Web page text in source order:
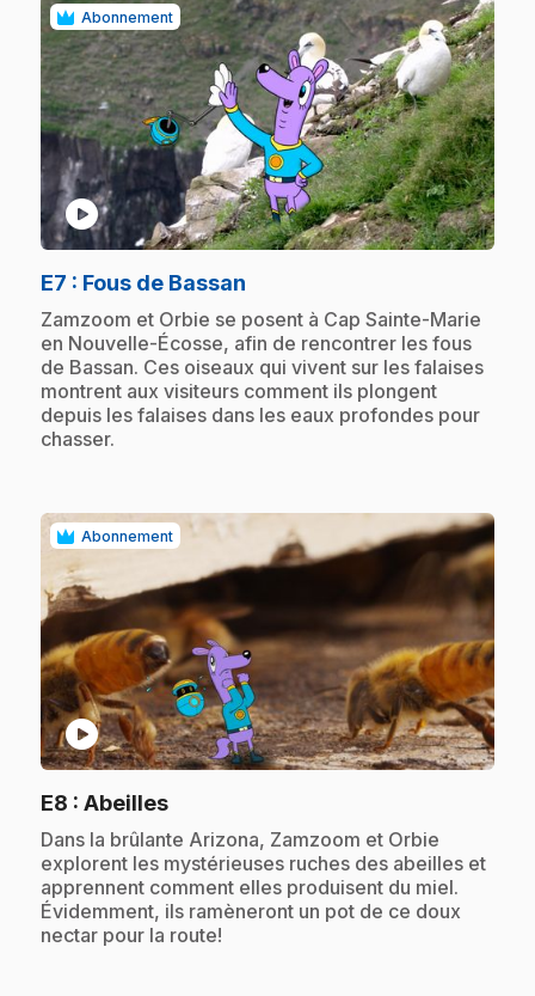
Abonnement
play_circle
E7 : Fous de Bassan
.Zamzoom et Orbie se posent à Cap Sainte-Marie
en Nouvelle-Écosse, afin de rencontrer les fous
de Bassan. Ces oiseaux qui vivent sur les falaises
montrent aux visiteurs comment ils plongent
depuis les falaises dans les eaux profondes pour
chasser.
Abonnement
play_circle
E8 : Abeilles.
.Dans la brûlante Arizona, Zamzoom et Orbie
explorent les mystérieuses ruches des abeilles et
apprennent comment elles produisent du miel.
Évidemment, ils ramèneront un pot de ce doux
nectar pour la route!